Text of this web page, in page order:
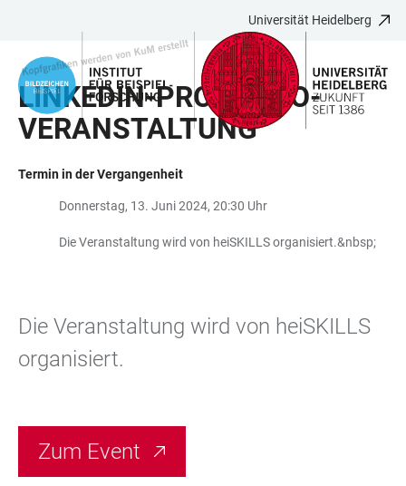
ZUR
BARRIEREFREIHEIT
Universität Heidelberg
LINKEDIN-PROFI INFO-
VERANSTALTUNG
Termin in der Vergangenheit
Donnerstag, 13. Juni 2024, 20:30 Uhr
Die Veranstaltung wird von heiSKILLS organisiert.&nbsp;
Die Veranstaltung wird von heiSKILLS
organisiert.
Zum Event